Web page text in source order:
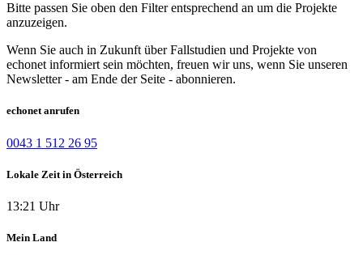
Bitte passen Sie oben den Filter entsprechend an um die Projekte
anzuzeigen.
Wenn Sie auch in Zukunft über Fallstudien und Projekte von
echonet informiert sein möchten, freuen wir uns, wenn Sie unseren
Newsletter - am Ende der Seite - abonnieren.
echonet anrufen
0043 1 512 26 95
Lokale Zeit in Österreich
13:21 Uhr
Mein Land